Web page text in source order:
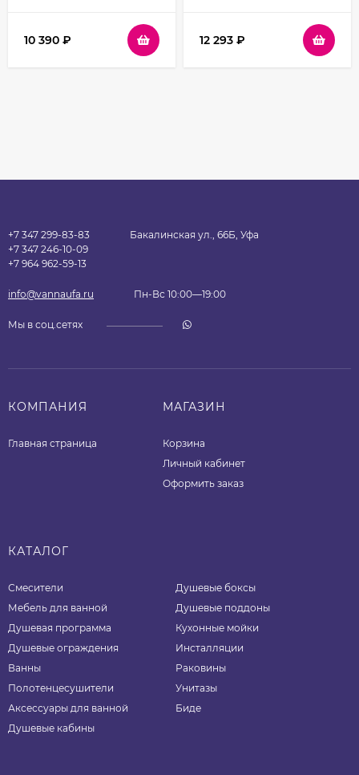
10 390 ₽
12 293 ₽
+7 347 299-83-83
+7 347 246-10-09
+7 964 962-59-13
Бакалинская ул., 66Б, Уфа
info@vannaufa.ru Пн-Вс 10:00—19:00
Мы в соц.сетях
КОМПАНИЯ
Главная страница
МАГАЗИН
Корзина
Личный кабинет
Оформить заказ
КАТАЛОГ
Смесители
Мебель для ванной
Душевая программа
Душевые ограждения
Ванны
Полотенцесушители
Аксессуары для ванной
Душевые кабины
Душевые боксы
Душевые поддоны
Кухонные мойки
Инсталляции
Раковины
Унитазы
Биде